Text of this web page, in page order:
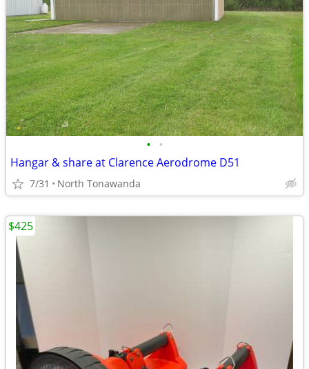
• •
Hangar & share at Clarence Aerodrome D51
7/31 North Tonawanda
$425